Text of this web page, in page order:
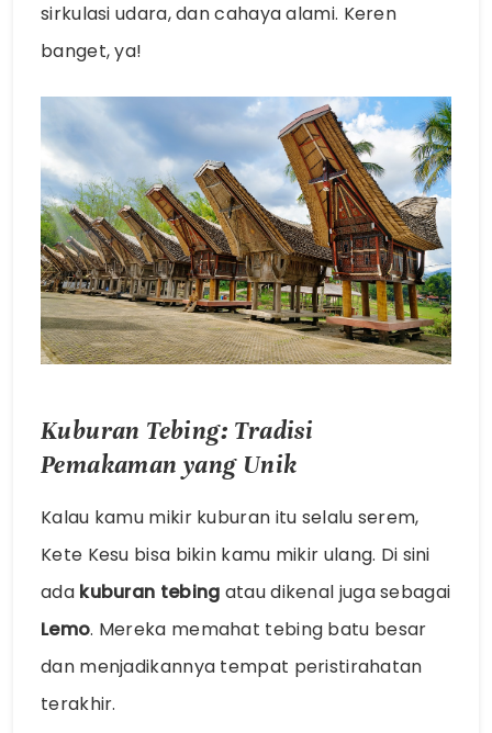
sirkulasi udara, dan cahaya alami. Keren
banget, ya!
Kuburan Tebing: Tradisi
Pemakaman yang Unik
Kalau kamu mikir kuburan itu selalu serem,
Kete Kesu bisa bikin kamu mikir ulang. Di sini
ada kuburan tebing atau dikenal juga sebagai
Lemo. Mereka memahat tebing batu besar
dan menjadikannya tempat peristirahatan
terakhir.